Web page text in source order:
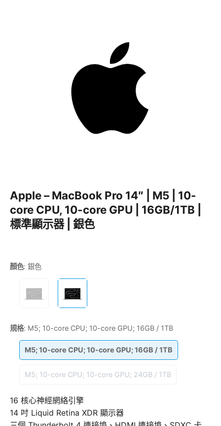
Apple – MacBook Pro 14″ | M5 | 10-
core CPU, 10-core GPU | 16GB/1TB |
標準顯示器 | 銀色
顏色: 銀色
規格: M5; 10-core CPU; 10-core GPU; 16GB / 1TB
M5; 10-core CPU; 10-core GPU; 16GB / 1TB
M5; 10-core CPU; 10-core GPU; 24GB / 1TB
16 核心神經網絡引擎
14 吋 Liquid Retina XDR 顯示器